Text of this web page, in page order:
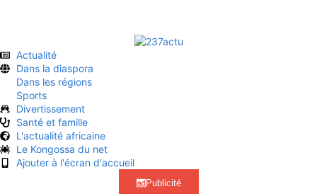
Actualité
Dans la diaspora
Dans les régions
Sports
Divertissement
Santé et famille
L'actualité africaine
Le Kongossa du net
Ajouter à l'écran d'accueil
Publicité